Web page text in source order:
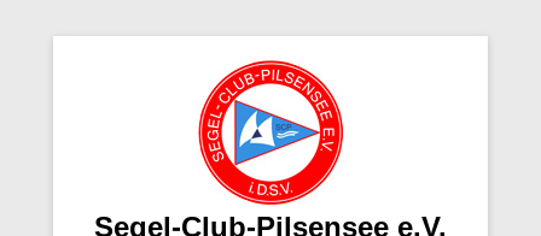
Segel-Club-Pilsensee e.V.